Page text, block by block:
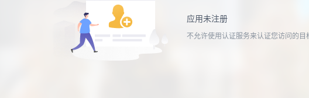
应用未注册
不允许使用认证服务来认证您访问的目